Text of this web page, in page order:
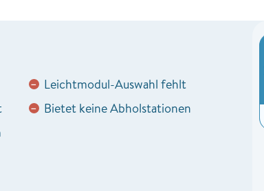
− Leichtmodul-Auswahl fehlt
− Bietet keine Abholstationen